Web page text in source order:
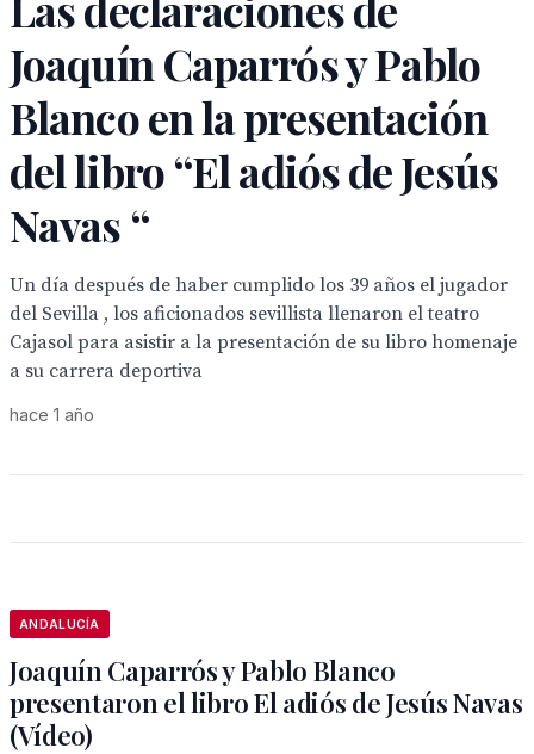
Joaquín Caparrós y Pablo
Blanco en la presentación
del libro “El adiós de Jesús
Navas “
Un día después de haber cumplido los 39 años el jugador
del Sevilla , los aficionados sevillista llenaron el teatro
Cajasol para asistir a la presentación de su libro homenaje
a su carrera deportiva
hace 1 año
ANDALUCÍA
Joaquín Caparrós y Pablo Blanco
presentaron el libro El adiós de Jesús Navas
(Vídeo)